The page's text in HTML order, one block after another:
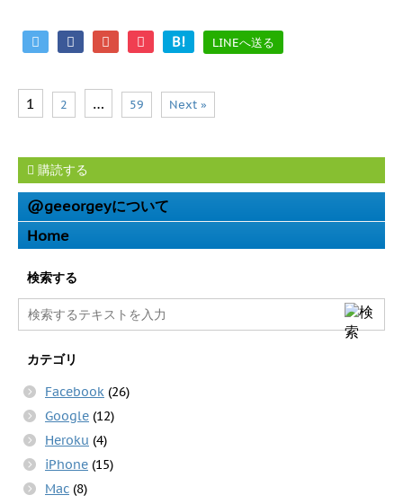
B! LINEへ送る
1 2 … 59 Next »
購読する
@geeorgeyについて
Home
検索する
カテゴリ
Facebook (26)
Google (12)
Heroku (4)
iPhone (15)
Mac (8)